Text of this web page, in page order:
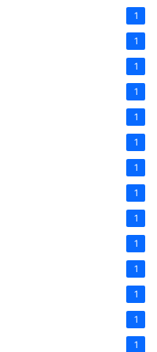
1
1
1
1
1
1
1
1
1
1
1
1
1
1